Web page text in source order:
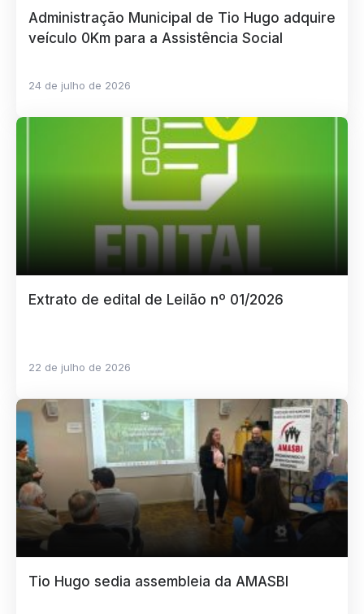
Administração Municipal de Tio Hugo adquire
veículo 0Km para a Assistência Social
24 de julho de 2026
Extrato de edital de Leilão nº 01/2026
22 de julho de 2026
Tio Hugo sedia assembleia da AMASBI